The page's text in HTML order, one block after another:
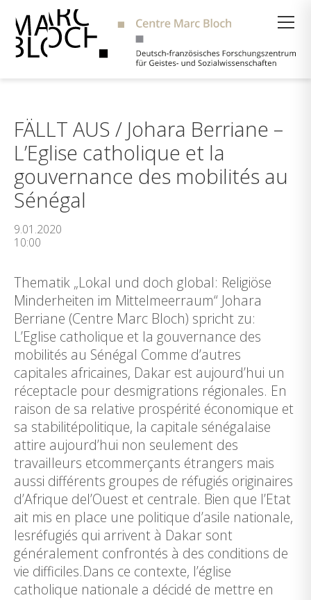
FÄLLT AUS / Johara Berriane –
L’Eglise catholique et la
gouvernance des mobilités au
Sénégal
9.01.2020
10:00
Thematik „Lokal und doch global: Religiöse
Minderheiten im Mittelmeerraum“ Johara
Berriane (Centre Marc Bloch) spricht zu:
L’Eglise catholique et la gouvernance des
mobilités au Sénégal Comme d’autres
capitales africaines, Dakar est aujourd’hui un
réceptacle pour desmigrations régionales. En
raison de sa relative prospérité économique et
sa stabilitépolitique, la capitale sénégalaise
attire aujourd’hui non seulement des
travailleurs etcommerçants étrangers mais
aussi différents groupes de réfugiés originaires
d’Afrique del’Ouest et centrale. Bien que l’Etat
ait mis en place une politique d’asile nationale,
lesréfugiés qui arrivent à Dakar sont
généralement confrontés à des conditions de
vie difficiles.Dans ce contexte, l’église
catholique nationale a décidé de mettre en